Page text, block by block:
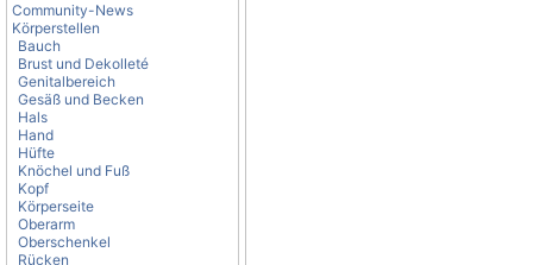
Community-News
Körperstellen
Bauch
Brust und Dekolleté
Genitalbereich
Gesäß und Becken
Hals
Hand
Hüfte
Knöchel und Fuß
Kopf
Körperseite
Oberarm
Oberschenkel
Rücken